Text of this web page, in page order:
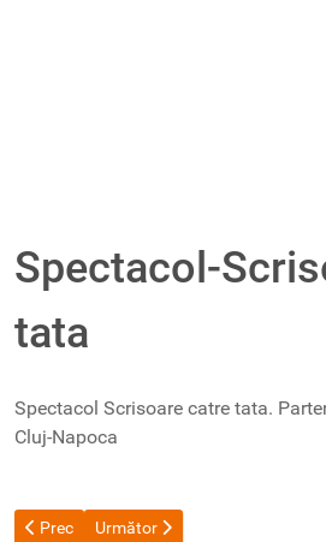
Spectacol-
tata
Spectacol Scrisoare catre tata.
Cluj-Napoca
Articol precedent: Vernisaj expozitie
Prec Articolul următor: Academia
Următor